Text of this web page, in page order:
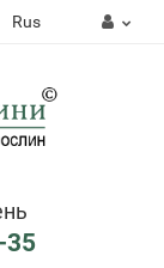
Rus
35